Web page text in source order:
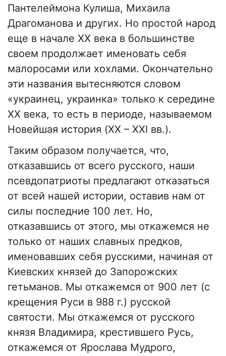
Пантелеймона Кулиша, Михаила
Драгоманова и других. Но простой народ
еще в начале XX века в большинстве
своем продолжает именовать себя
малоросами или хохлами. Окончательно
эти названия вытесняются словом
«украинец, украинка» только к середине
XX века, то есть в периоде, называемом
Новейшая история (XX – XXI вв.).
Таким образом получается, что,
отказавшись от всего русского, наши
псевдопатриоты предлагают отказаться
от всей нашей истории, оставив нам от
силы последние 100 лет. Но,
отказавшись от этого, мы откажемся не
только от наших славных предков,
именовавших себя русскими, начиная от
Киевских князей до Запорожских
гетьманов. Мы откажемся от 900 лет (с
крещения Руси в 988 г.) русской
святости. Мы откажемся от русского
князя Владимира, крестившего Русь,
откажемся от Ярослава Мудрого,